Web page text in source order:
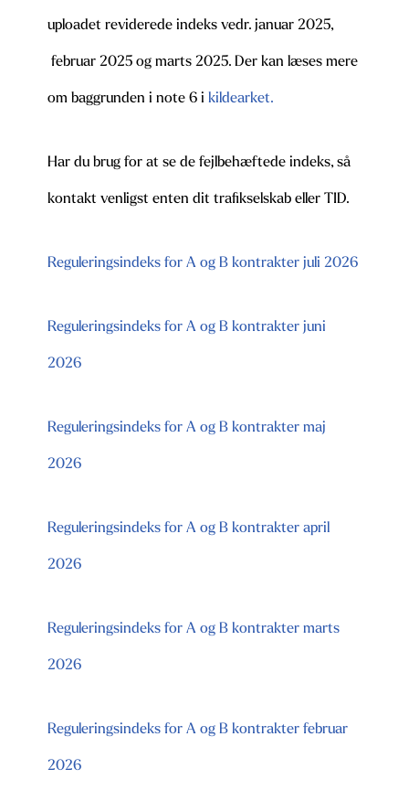
uploadet reviderede indeks vedr. januar 2025,
februar 2025 og marts 2025. Der kan læses mere
om baggrunden i note 6 i kildearket.
Har du brug for at se de fejlbehæftede indeks, så
kontakt venligst enten dit trafikselskab eller TID.
Reguleringsindeks for A og B kontrakter juli 2026
Reguleringsindeks for A og B kontrakter juni
2026
Reguleringsindeks for A og B kontrakter maj
2026
Reguleringsindeks for A og B kontrakter april
2026
Reguleringsindeks for A og B kontrakter marts
2026
Reguleringsindeks for A og B kontrakter februar
2026